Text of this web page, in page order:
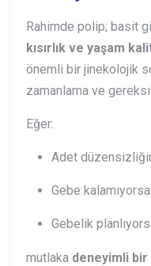
Rahimde polip; basit
kısırlık ve yaşam
önemli bir jinekolojik
zamanlama ve
Eğer:
Adet
Gebe
Gebelik
mutlaka deneyimli bir